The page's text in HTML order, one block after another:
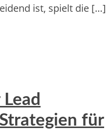
ist, spielt die […]
für